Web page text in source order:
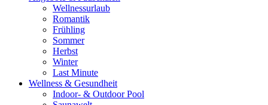
Wellnessurlaub
Romantik
Frühling
Sommer
Herbst
Winter
Last Minute
Wellness & Gesundheit
Indoor- & Outdoor Pool